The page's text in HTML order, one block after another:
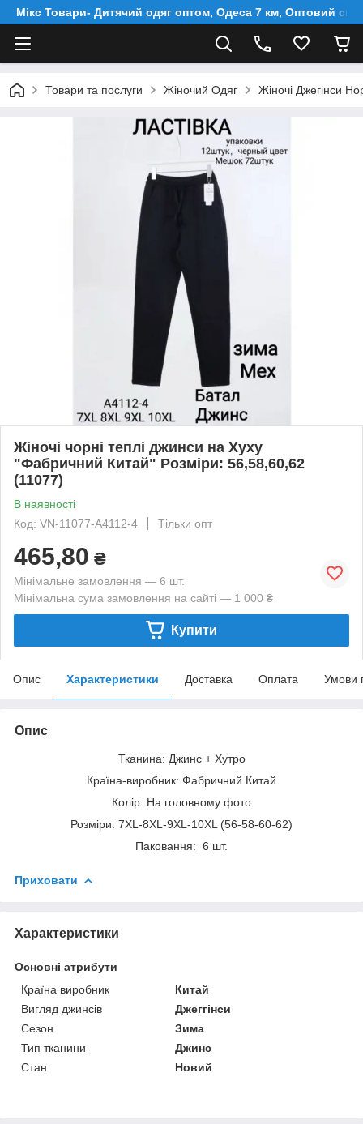
Мікс Товари- Дитячий одяг оптом, Одеса 7 км, Оптовий
Товари та послуги Жіночий Одяг Жіночі Джегінси
Жіночі чорні теплі джинси на Хуху
"Фабричний Китай" Розміри: 56,58,60,62
(11077)
В наявності
Код: VN-11077-A4112-4
Тільки опт
465,80 ₴
Мінімальне замовлення — 6 шт.
Мінімальна сума замовлення на сайті — 1 000 ₴
Купити
Опис Характеристики Доставка Оплата Умови
Опис
Тканина: Джинс + Хутро
Країна-виробник: Фабричний Китай
Колір: На головному фото
Розміри: 7XL-8XL-9XL-10XL (56-58-60-62)
Паковання: 6 шт.
Приховати
Характеристики
Основні атрибути
Країна виробник
Китай
Вигляд джинсів
Джеггінси
Сезон
Зима
Тип тканини
Джинс
Стан
Новий